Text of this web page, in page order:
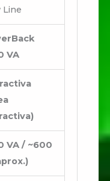
Line
VA
VA / ~600